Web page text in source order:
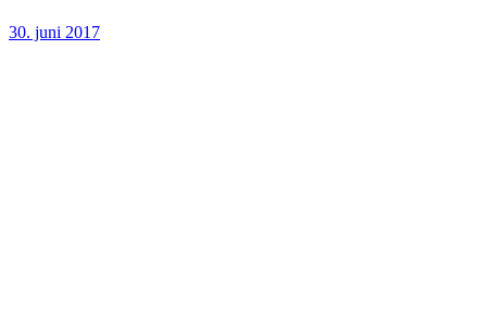
30. juni 2017